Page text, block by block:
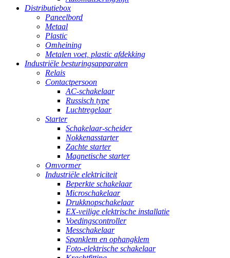
Distributiebox
Paneelbord
Metaal
Plastic
Omheining
Metalen voet, plastic afdekking
Industriële besturingsapparaten
Relais
Contactpersoon
AC-schakelaar
Russisch type
Luchtregelaar
Starter
Schakelaar-scheider
Nokkenasstarter
Zachte starter
Magnetische starter
Omvormer
Industriële elektriciteit
Beperkte schakelaar
Microschakelaar
Drukknopschakelaar
EX-veilige elektrische installatie
Voedingscontroller
Messchakelaar
Spanklem en ophangklem
Foto-elektrische schakelaar